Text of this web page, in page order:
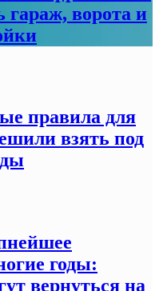
гараж, ворота и
правила для
взять под
годы:
вернуться на